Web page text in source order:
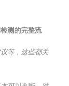
测的完整流
等，这些都关